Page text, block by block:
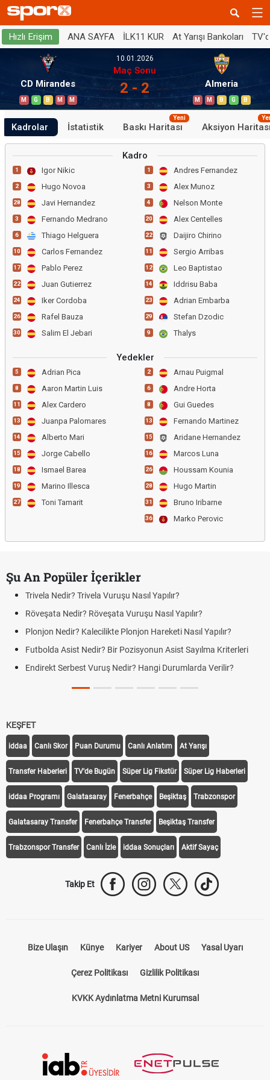
Hızlı Erişim ANA SAYFA İLK11 KUR At Yarışı Bankoları
CD Mirandes
M G B M M
10.01.2026
Maç Sonu
2 - 2 Almeria
M M B G B
Kadrolar İstatistik Baskı Haritası
Yeni
Aksiyon
Kadro
1 Igor Nikic
2 Hugo Novoa
28 Javi Hernandez
3 Fernando Medrano
6 Thiago Helguera
10 Carlos Fernandez
17 Pablo Perez
22 Juan Gutierrez
24 Iker Cordoba
26 Rafel Bauza
30 Salim El Jebari
1 Andres Fernandez
3 Alex Munoz
4 Nelson Monte
20 Alex Centelles
22 Daijiro Chirino
11 Sergio Arribas
12 Leo Baptistao
14 Iddrisu Baba
23 Adrian Embarba
29 Stefan Dzodic
9 Thalys
Yedekler
5 Adrian Pica
8 Aaron Martin Luis
11 Alex Cardero
13 Juanpa Palomares
14 Alberto Mari
15 Jorge Cabello
18 Ismael Barea
19 Marino Illesca
27 Toni Tamarit
2 Arnau Puigmal
6 Andre Horta
8 Gui Guedes
13 Fernando Martinez
15 Aridane Hernandez
16 Marcos Luna
26 Houssam Kounia
28 Hugo Martin
31 Bruno Iribarne
36 Marko Perovic
Şu An Popüler İçerikler
Trivela Nedir? Trivela Vuruşu Nasıl Yapılır?
Röveşata Nedir? Röveşata Vuruşu Nasıl Yapılır?
Plonjon Nedir? Kalecilikte Plonjon Hareketi Nasıl Yapılır?
Futbolda Asist Nedir? Bir Pozisyonun Asist Sayılma Kriterleri
Endirekt Serbest Vuruş Nedir? Hangi Durumlarda Verilir?
KEŞFET
iddaa Canlı Skor Puan Durumu Canlı Anlatım At Yarışı
Transfer Haberleri TV'de Bugün Süper Lig Fikstür Süper Lig Haberleri
iddaa Programı Galatasaray Fenerbahçe Beşiktaş Trabzonspor
Galatasaray Transfer Fenerbahçe Transfer Beşiktaş Transfer
Trabzonspor Transfer Canlı İzle iddaa Sonuçları Aktif Sayaç
Takip Et
Bize Ulaşın Künye Kariyer About US Yasal Uyarı
Çerez Politikası Gizlilik Politikası
KVKK Aydınlatma Metni Kurumsal